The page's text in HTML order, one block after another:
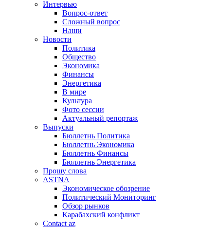
Интервью
Вопрос-ответ
Сложный вопрос
Наши
Новости
Политика
Общество
Экономика
Финансы
Энергетика
В мире
Культура
Фото сессии
Актуальный репортаж
Выпуски
Бюллетнь Политика
Бюллетнь Экономика
Бюллетнь Финансы
Бюллетнь Энергетика
Прошу слова
ASTNA
Экономическое обозрение
Политический Мониторинг
Обзор рынков
Карабахский конфликт
Contact az